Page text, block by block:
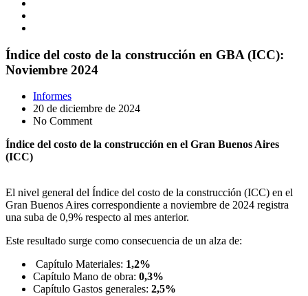
Índice del costo de la construcción en GBA (ICC):
Noviembre 2024
Informes
20 de diciembre de 2024
No Comment
Índice del costo de la construcción en el Gran Buenos Aires
(ICC)
El nivel general del Índice del costo de la construcción (ICC) en el
Gran Buenos Aires correspondiente a noviembre de 2024 registra
una suba de 0,9% respecto al mes anterior.
Este resultado surge como consecuencia de un alza de:
Capítulo Materiales: 1,2%
Capítulo Mano de obra: 0,3%
Capítulo Gastos generales: 2,5%